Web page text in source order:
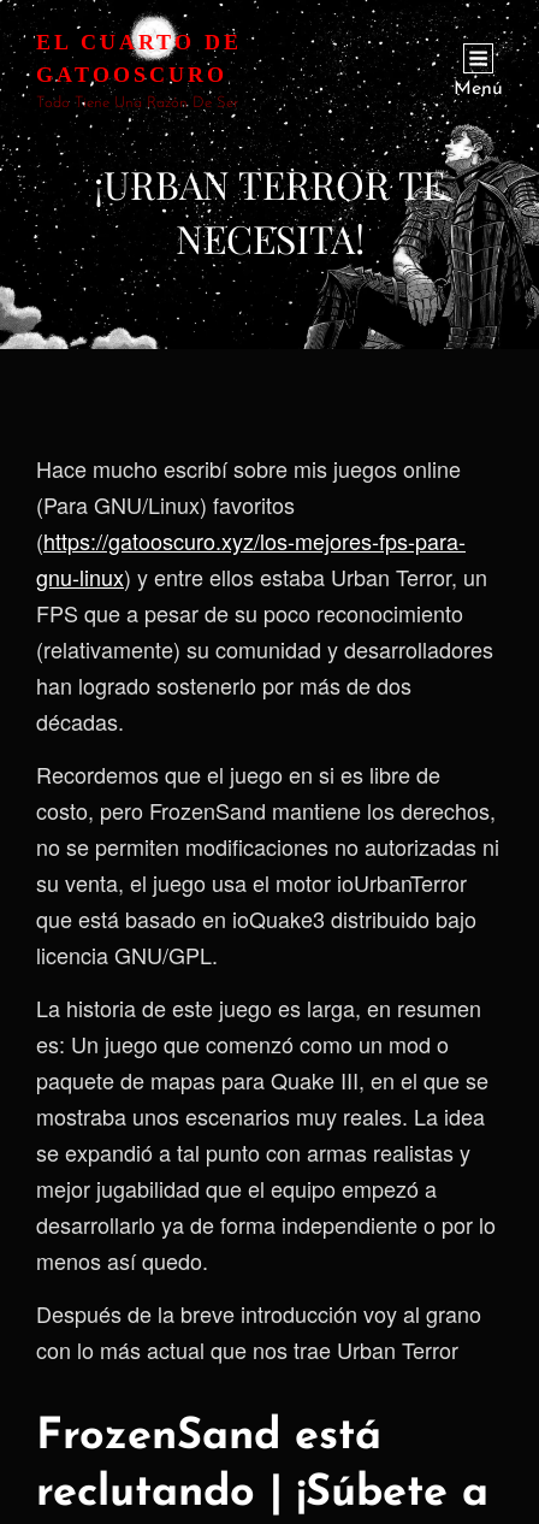
EL CUARTO DE
GATOOSCURO
Todo Tiene Una Razón De Ser
Menú
¡URBAN TERROR TE
NECESITA!
Hace mucho escribí sobre mis juegos online
(Para GNU/Linux) favoritos
(https://gatooscuro.xyz/los-mejores-fps-para-
gnu-linux) y entre ellos estaba Urban Terror, un
FPS que a pesar de su poco reconocimiento
(relativamente) su comunidad y desarrolladores
han logrado sostenerlo por más de dos
décadas.
Recordemos que el juego en si es libre de
costo, pero FrozenSand mantiene los derechos,
no se permiten modificaciones no autorizadas ni
su venta, el juego usa el motor ioUrbanTerror
que está basado en ioQuake3 distribuido bajo
licencia GNU/GPL.
La historia de este juego es larga, en resumen
es: Un juego que comenzó como un mod o
paquete de mapas para Quake III, en el que se
mostraba unos escenarios muy reales. La idea
se expandió a tal punto con armas realistas y
mejor jugabilidad que el equipo empezó a
desarrollarlo ya de forma independiente o por lo
menos así quedo.
Después de la breve introducción voy al grano
con lo más actual que nos trae Urban Terror
FrozenSand está
reclutando | ¡Súbete a